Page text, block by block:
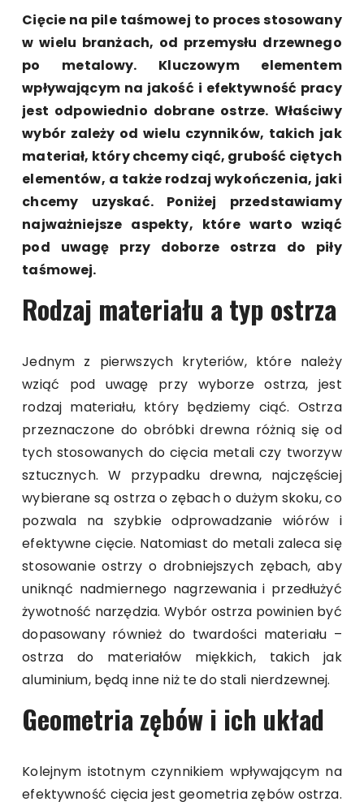
Cięcie na pile taśmowej to proces stosowany
w wielu branżach, od przemysłu drzewnego
po metalowy. Kluczowym elementem
wpływającym na jakość i efektywność pracy
jest odpowiednio dobrane ostrze. Właściwy
wybór zależy od wielu czynników, takich jak
materiał, który chcemy ciąć, grubość ciętych
elementów, a także rodzaj wykończenia, jaki
chcemy uzyskać. Poniżej przedstawiamy
najważniejsze aspekty, które warto wziąć
pod uwagę przy doborze ostrza do piły
taśmowej.
Rodzaj materiału a typ ostrza
Jednym z pierwszych kryteriów, które należy
wziąć pod uwagę przy wyborze ostrza, jest
rodzaj materiału, który będziemy ciąć. Ostrza
przeznaczone do obróbki drewna różnią się od
tych stosowanych do cięcia metali czy tworzyw
sztucznych. W przypadku drewna, najczęściej
wybierane są ostrza o zębach o dużym skoku, co
pozwala na szybkie odprowadzanie wiórów i
efektywne cięcie. Natomiast do metali zaleca się
stosowanie ostrzy o drobniejszych zębach, aby
uniknąć nadmiernego nagrzewania i przedłużyć
żywotność narzędzia. Wybór ostrza powinien być
dopasowany również do twardości materiału –
ostrza do materiałów miękkich, takich jak
aluminium, będą inne niż te do stali nierdzewnej.
Geometria zębów i ich układ
Kolejnym istotnym czynnikiem wpływającym na
efektywność cięcia jest geometria zębów ostrza.